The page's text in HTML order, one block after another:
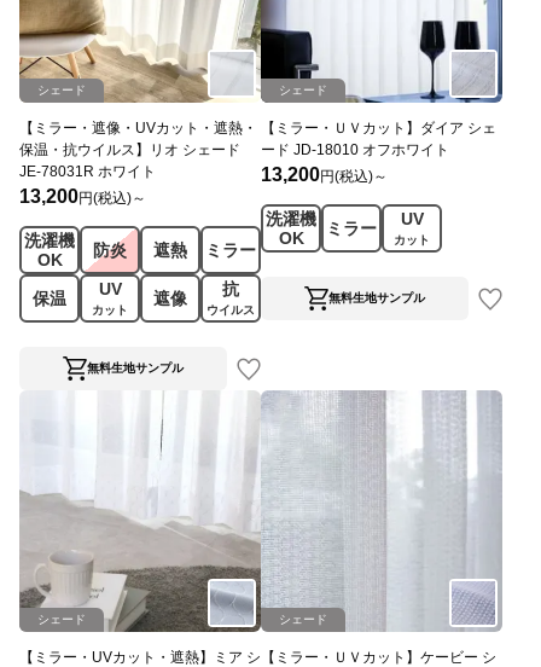
シェード
【ミラー・遮像・UVカット・遮熱・
保温・抗ウイルス】リオ シェード
JE-78031R ホワイト
13,200円(税込)～
洗濯機
OK
防炎 遮熱 ミラー
保温 UV
カット
遮像 抗
ウイルス
無料生地サンプル
シェード
【ミラー・ＵＶカット】ダイア シェ
ード JD-18010 オフホワイト
13,200円(税込)～
洗濯機
OK
ミラー UV
カット
無料生地サンプル
シェード
【ミラー・UVカット・遮熱】ミア シ
シェード
【ミラー・ＵＶカット】ケービー シ